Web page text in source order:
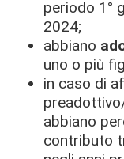
periodo 1°
2024;
abbiano
uno o più
in caso di
abbiano
contributo